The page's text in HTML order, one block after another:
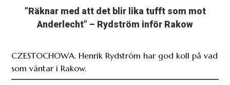
”Räknar med att det blir lika tufft som mot
Anderlecht” – Rydström inför Rakow
CZESTOCHOWA. Henrik Rydström har god koll på vad
som väntar i Rakow.